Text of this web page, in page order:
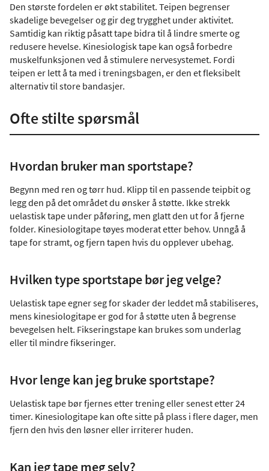
Den største fordelen er økt stabilitet. Teipen begrenser
skadelige bevegelser og gir deg trygghet under aktivitet.
Samtidig kan riktig påsatt tape bidra til å lindre smerte og
redusere hevelse. Kinesiologisk tape kan også forbedre
muskelfunksjonen ved å stimulere nervesystemet. Fordi
teipen er lett å ta med i treningsbagen, er den et fleksibelt
alternativ til store bandasjer.
Ofte stilte spørsmål
Hvordan bruker man sportstape?
Begynn med ren og tørr hud. Klipp til en passende teipbit og
legg den på det området du ønsker å støtte. Ikke strekk
uelastisk tape under påføring, men glatt den ut for å fjerne
folder. Kinesiologitape tøyes moderat etter behov. Unngå å
tape for stramt, og fjern tapen hvis du opplever ubehag.
Hvilken type sportstape bør jeg velge?
Uelastisk tape egner seg for skader der leddet må stabiliseres,
mens kinesiologitape er god for å støtte uten å begrense
bevegelsen helt. Fikseringstape kan brukes som underlag
eller til mindre fikseringer.
Hvor lenge kan jeg bruke sportstape?
Uelastisk tape bør fjernes etter trening eller senest etter 24
timer. Kinesiologitape kan ofte sitte på plass i flere dager, men
fjern den hvis den løsner eller irriterer huden.
Kan jeg tape meg selv?